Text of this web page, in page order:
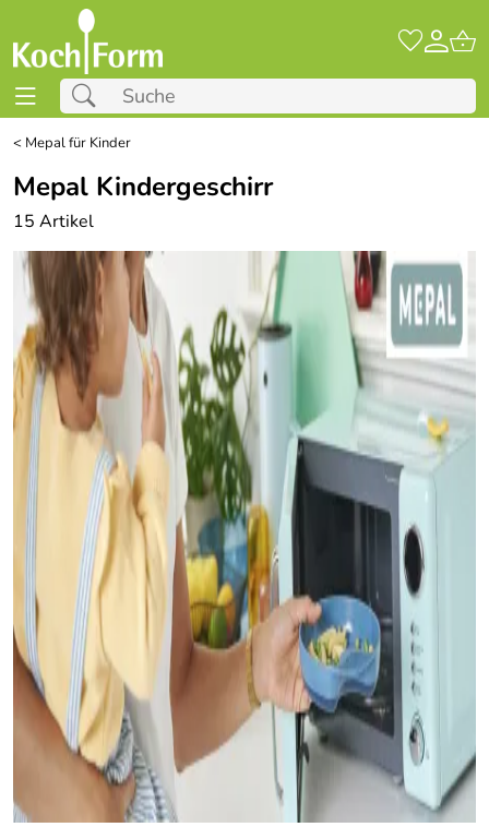
< Mepal für Kinder
Mepal Kindergeschirr
15 Artikel